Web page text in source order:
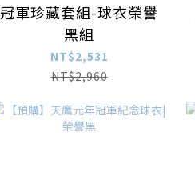
冠軍珍藏套組-球衣榮譽
黑組
NT$2,531
NT$2,960